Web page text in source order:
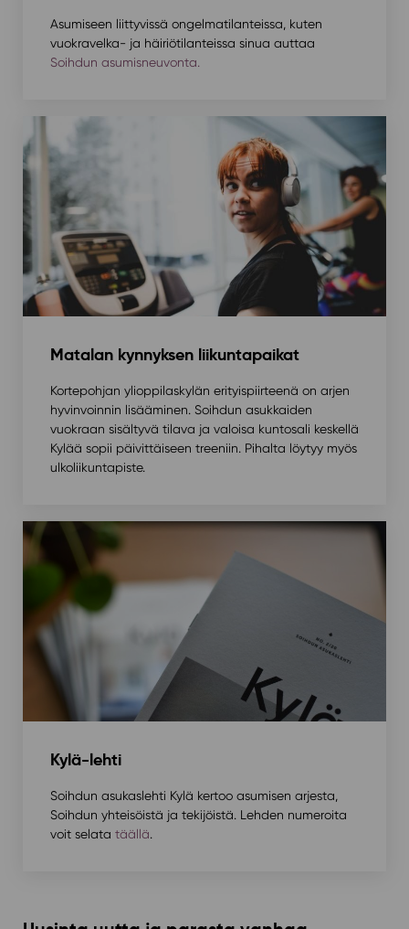
Asumiseen liittyvissä ongelmatilanteissa, kuten
vuokravelka- ja häiriötilanteissa sinua auttaa
Soihdun asumisneuvonta.
Matalan kynnyksen liikuntapaikat
Kortepohjan ylioppilaskylän erityispiirteenä on arjen
hyvinvoinnin lisääminen. Soihdun asukkaiden
vuokraan sisältyvä tilava ja valoisa kuntosali keskellä
Kylää sopii päivittäiseen treeniin. Pihalta löytyy myös
ulkoliikuntapiste.
Kylä-lehti
Soihdun asukaslehti Kylä kertoo asumisen arjesta,
Soihdun yhteisöistä ja tekijöistä. Lehden numeroita
voit selata täällä.